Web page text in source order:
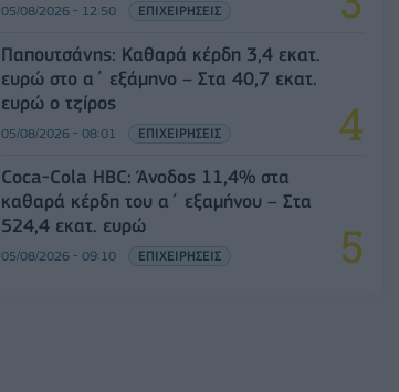
05/08/2026 - 12:50 ΕΠΙΧΕΙΡΗΣΕΙΣ
Παπουτσάνης: Καθαρά κέρδη 3,4 εκατ.
ευρώ στο α΄ εξάμηνο – Στα 40,7 εκατ.
ευρώ ο τζίρος
05/08/2026 - 08:01 ΕΠΙΧΕΙΡΗΣΕΙΣ
Coca-Cola HBC: Άνοδος 11,4% στα
καθαρά κέρδη του α΄ εξαμήνου – Στα
524,4 εκατ. ευρώ
05/08/2026 - 09:10 ΕΠΙΧΕΙΡΗΣΕΙΣ